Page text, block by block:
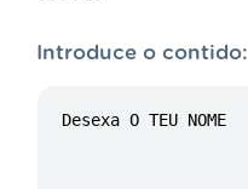
Introduce o contido: